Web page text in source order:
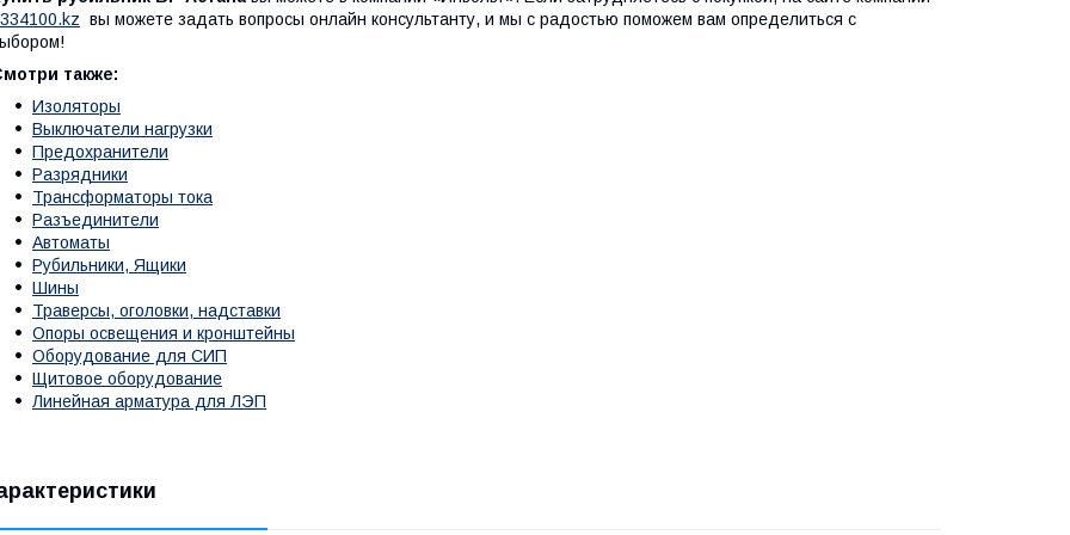
вы можете задать вопросы онлайн консультанту, и мы с радостью поможем вам определиться с
также:
Изоляторы
Выключатели нагрузки
Предохранители
Разрядники
Трансформаторы тока
Разъединители
Автоматы
Рубильники, Ящики
Шины
Траверсы, оголовки, надставки
Опоры освещения и кронштейны
Оборудование для СИП
Щитовое оборудование
Линейная арматура для ЛЭП